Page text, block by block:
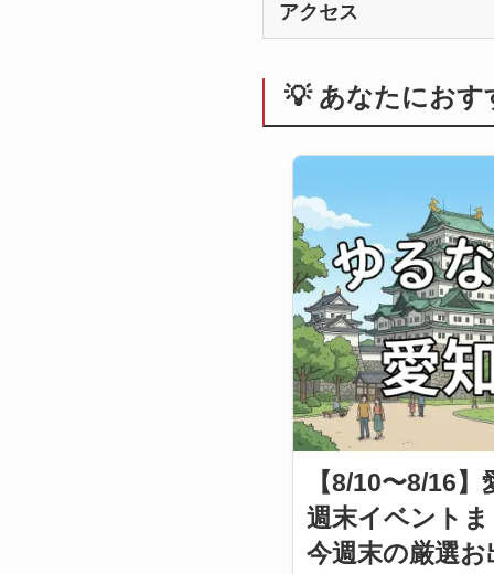
アクセス
💡 あなたにおす
【8/10〜8/16】
週末イベント
今週末の厳選お